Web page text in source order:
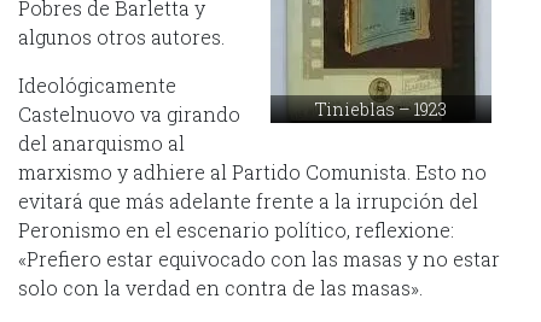
Tinieblas – 1923
Pobres de Barletta y
algunos otros autores.
Ideológicamente
Castelnuovo va girando
del anarquismo al
marxismo y adhiere al Partido Comunista. Esto no
evitará que más adelante frente a la irrupción del
Peronismo en el escenario político, reflexione:
«Prefiero estar equivocado con las masas y no estar
solo con la verdad en contra de las masas».